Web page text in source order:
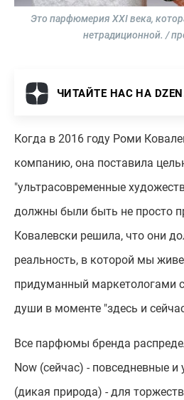
Это парфюмерия XXI века,
нетрадиционной. /
ЧИТАЙТЕ НАС НА
Когда в 2016 году Роми
компанию, она поставила
"ультрасовременные
должны были быть не просто
Ковалевски решила, что они
реальность, в которой мы
придуманный маркетологами
души в моменте "здесь и
Все парфюмы бренда
Now (сейчас) - повседневные и
(дикая природа) - для